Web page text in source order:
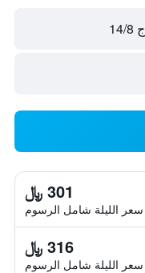
ج 14/8
301 ﷼
سعر الليلة شامل الرسوم
316 ﷼
سعر الليلة شامل الرسوم